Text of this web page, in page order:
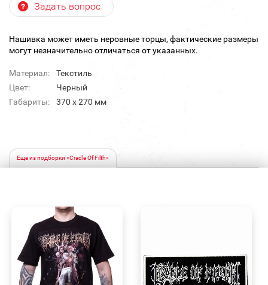
Задать вопрос
Нашивка может иметь неровные торцы, фактические размеры
могут незначительно отличаться от указанных.
Материал:
Текстиль
Цвет:
Черный
Габариты:
370 х 270 мм
Еще из подборки «Cradle Of Filth»